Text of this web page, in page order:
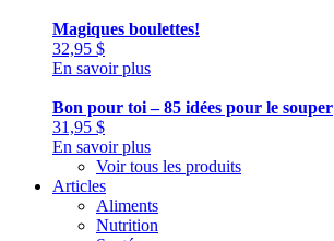
Magiques boulettes!
32,95 $
En savoir plus
Bon pour toi – 85 idées pour le souper
31,95 $
En savoir plus
Voir tous les produits
Articles
Aliments
Nutrition